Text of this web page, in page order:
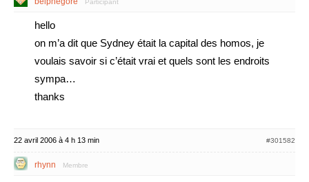
Participant
hello
on m’a dit que Sydney était la capital des homos, je
voulais savoir si c’était vrai et quels sont les endroits
sympa…
thanks
22 avril 2006 à 4 h 13 min #301582
rhynn Membre